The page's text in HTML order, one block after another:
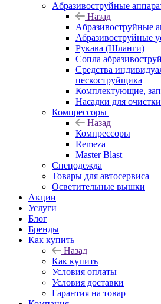
Aбразивоструйные
Назад
Aбразивоструйные
Абразивоструйные
Рукава (Шланги)
Сопла
Средства
пескоструйщика
Комплектующие,
Насадки для
Компрессоры
Назад
Компрессоры
Remeza
Master Blast
Спецодежда
Товары для автосервиса
Осветительные вышки
Акции
Услуги
Блог
Бренды
Как купить
Назад
Как купить
Условия оплаты
Условия доставки
Гарантия на товар